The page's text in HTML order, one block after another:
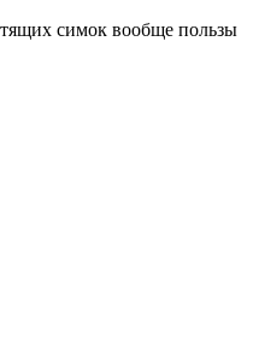
симок вообще пользы